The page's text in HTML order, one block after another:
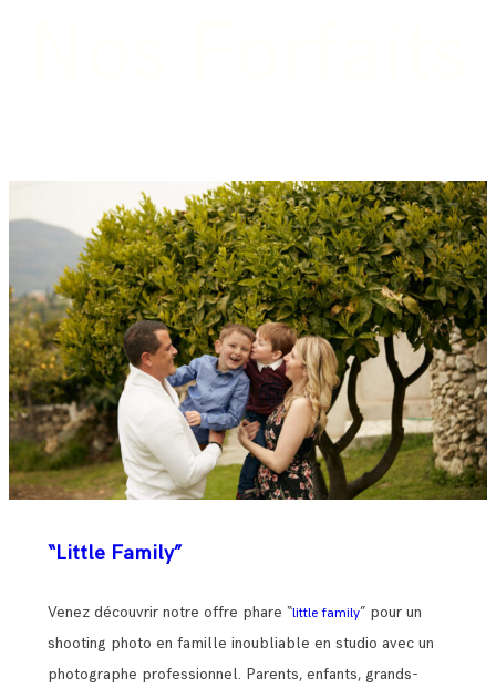
“Little Family”
Venez découvrir notre offre phare “little family” pour un
shooting photo en famille inoubliable en studio avec un
photographe professionnel. Parents, enfants, grands-